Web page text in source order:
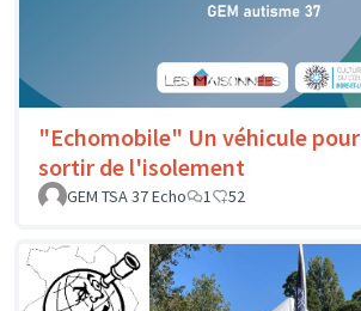
"Echomobile" Un véhicule pour
sortir de l'isolement
GEM TSA 37 Echo
1 52